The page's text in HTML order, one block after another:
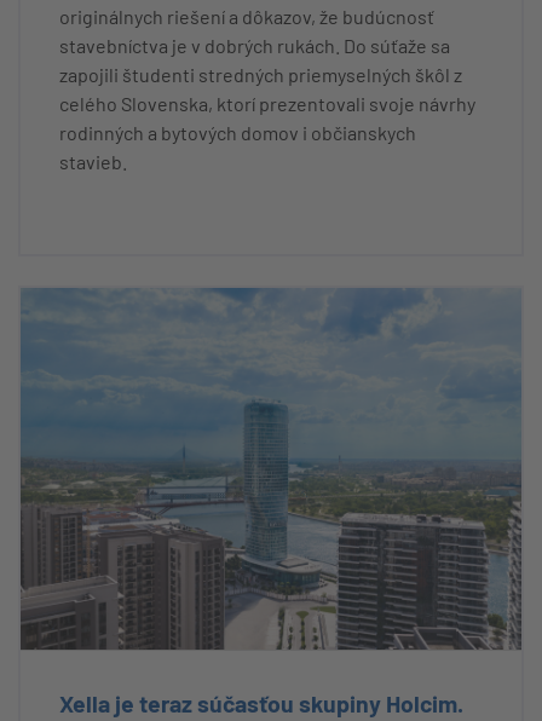
originálnych riešení a dôkazov, že budúcnosť
stavebníctva je v dobrých rukách. Do súťaže sa
zapojili študenti stredných priemyselných škôl z
celého Slovenska, ktorí prezentovali svoje návrhy
rodinných a bytových domov i občianskych
stavieb.
Xella je teraz súčasťou skupiny Holcim.